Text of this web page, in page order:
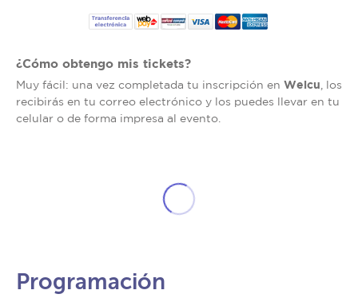
¿Cómo obtengo mis tickets?
Muy fácil: una vez completada tu inscripción en Welcu , los
recibirás en tu correo electrónico y los puedes llevar en tu
celular o de forma impresa al evento.
Programación